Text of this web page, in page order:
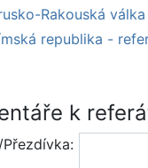
Rakouská
republika -
k